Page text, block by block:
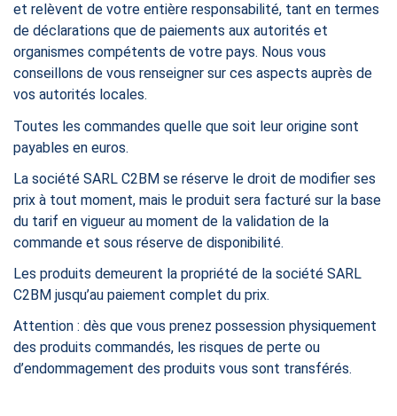
et relèvent de votre entière responsabilité, tant en termes
de déclarations que de paiements aux autorités et
organismes compétents de votre pays. Nous vous
conseillons de vous renseigner sur ces aspects auprès de
vos autorités locales.
Toutes les commandes quelle que soit leur origine sont
payables en euros.
La société SARL C2BM se réserve le droit de modifier ses
prix à tout moment, mais le produit sera facturé sur la base
du tarif en vigueur au moment de la validation de la
commande et sous réserve de disponibilité.
Les produits demeurent la propriété de la société SARL
C2BM jusqu’au paiement complet du prix.
Attention : dès que vous prenez possession physiquement
des produits commandés, les risques de perte ou
d’endommagement des produits vous sont transférés.